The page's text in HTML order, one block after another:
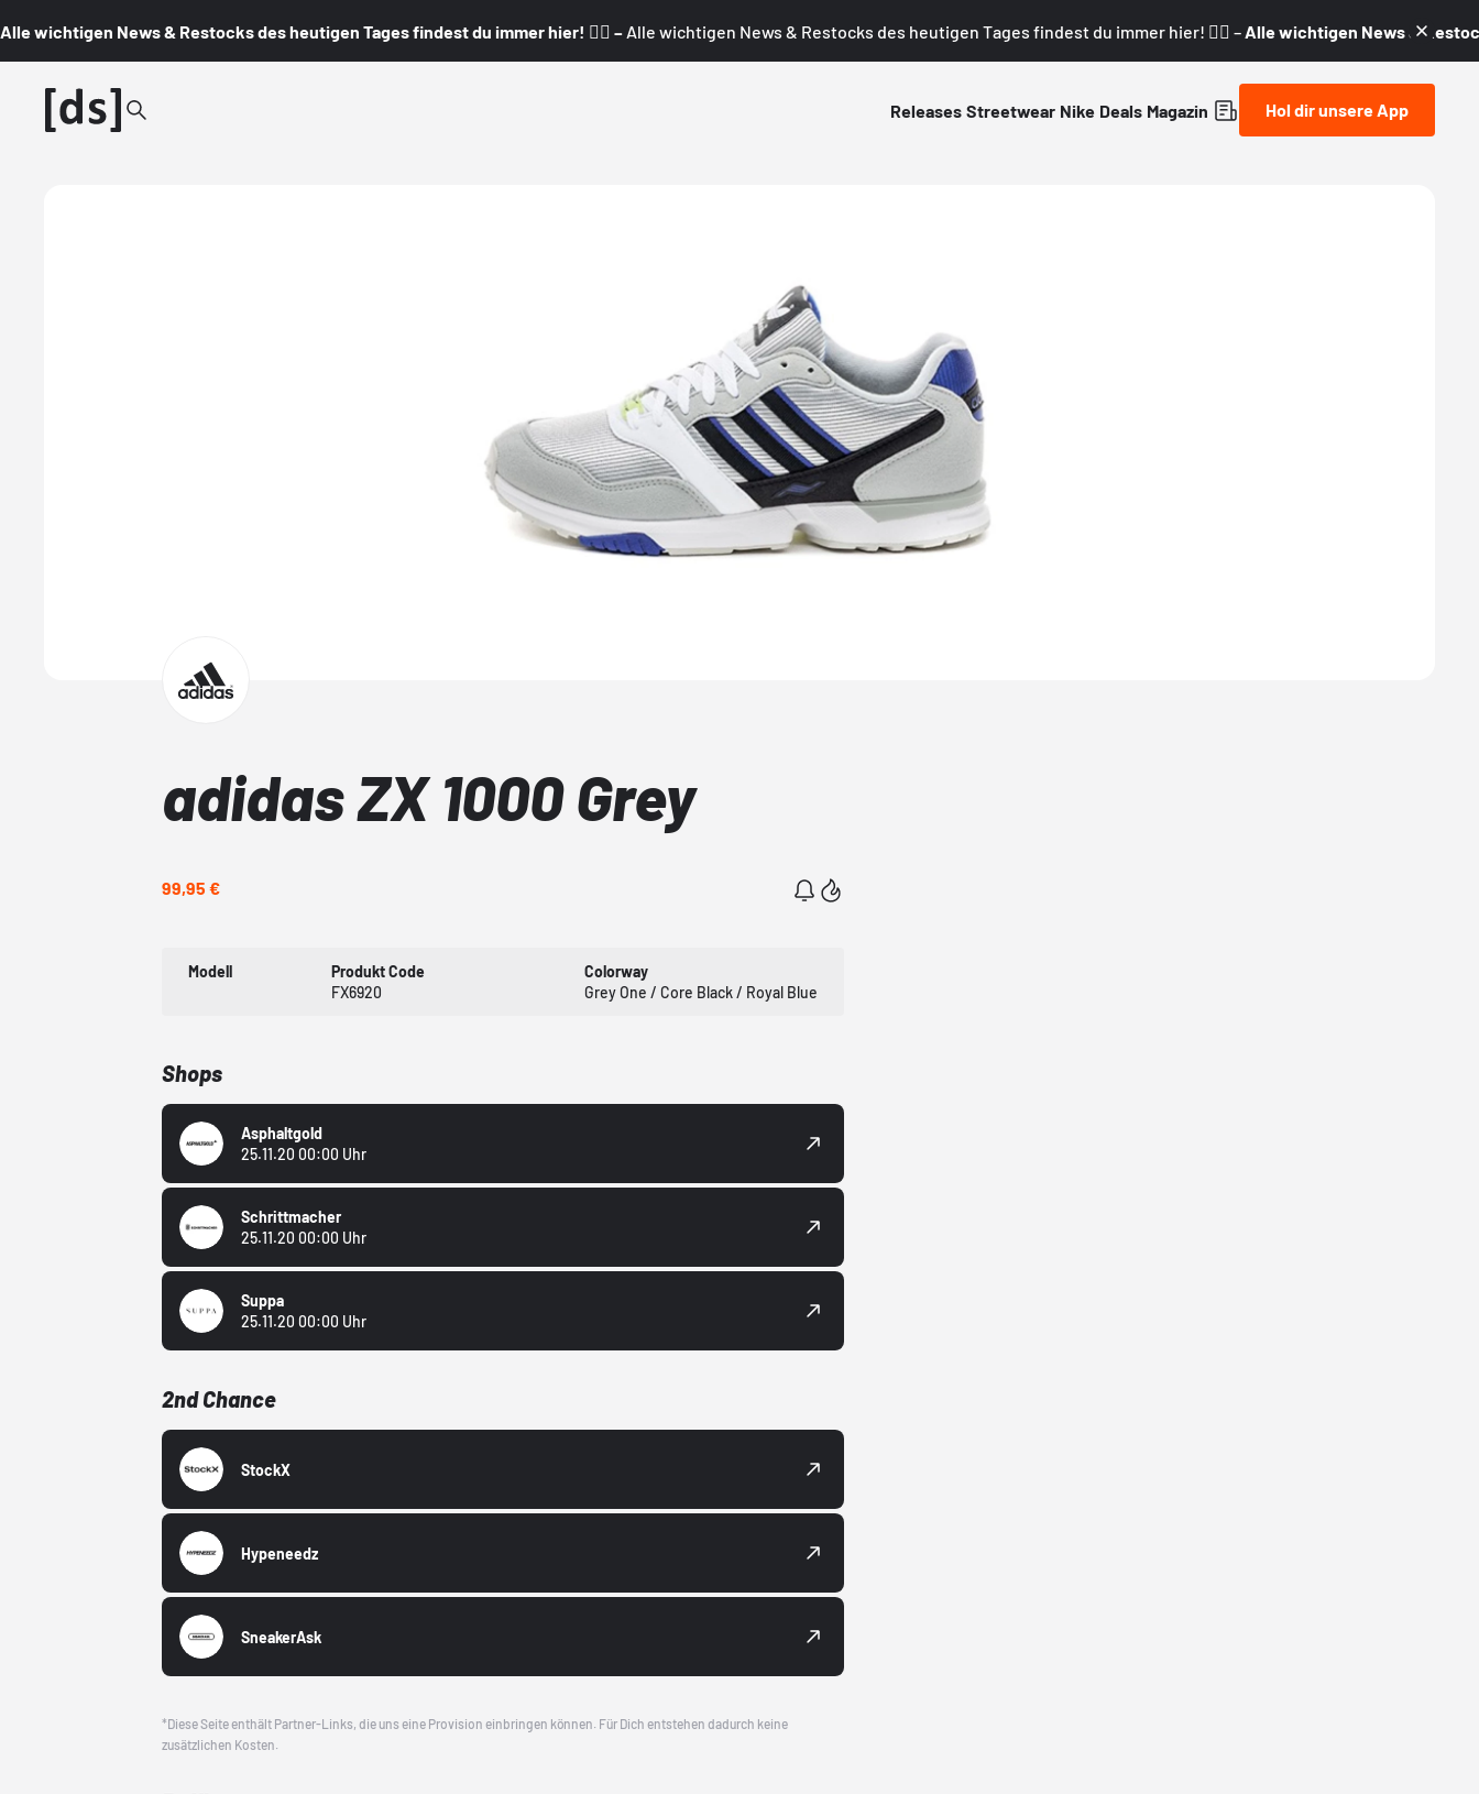
Alle wichtigen News & Restocks des heutigen Tages findest du immer hier! 👇🏼 – Alle wichtigen News & Restocks des heutigen Tages findest du immer hier! 👇🏼 – Alle wichtigen News &
Releases Streetwear Nike Deals Magazin Hol dir unsere App
adidas ZX 1000 Grey
99,95 €
Modell
Produkt Code
FX6920
Colorway
Grey One / Core Black / Royal Blue
Shops
Asphaltgold
25.11.20 00:00 Uhr
Schrittmacher
25.11.20 00:00 Uhr
Suppa
25.11.20 00:00 Uhr
2nd Chance
StockX
Hypeneedz
SneakerAsk
*Diese Seite enthält Partner-Links, die uns eine Provision einbringen können. Für Dich entstehen dadurch keine
zusätzlichen Kosten.